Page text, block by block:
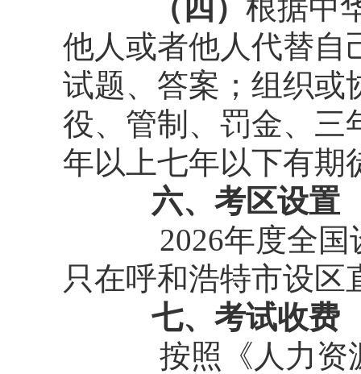
（四） 根据中
他人或者他人代替自
试题、答案；组织或
役、管制、罚金、三
年以上七年以下有期
六、考区设置
2026年度全
只在呼和浩特市设区
七、考试收费
按照《人力资